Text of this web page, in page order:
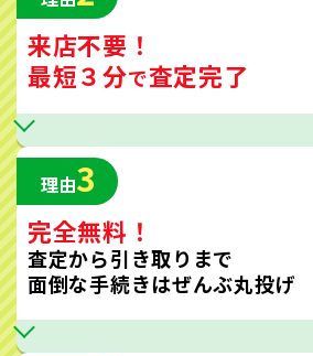
来店不要！
最短３分で査定完了
理由3
完全無料！
査定から引き取りまで
面倒な手続きはぜんぶ丸投げ